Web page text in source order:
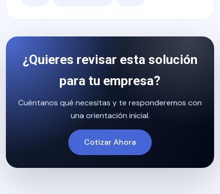
¿Quieres revisar esta solución
para tu empresa?
Cuéntanos qué necesitas y te responderemos con
una orientación inicial.
Cotizar Ahora